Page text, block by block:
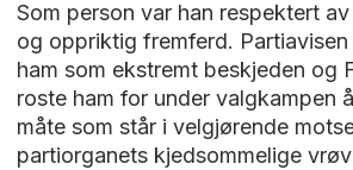
Som person var han respektert
og oppriktig fremferd.
ham som ekstremt beskjeden og
roste ham for under valgkampen
måte som står i velgjørende
partiorganets kjedsommelige